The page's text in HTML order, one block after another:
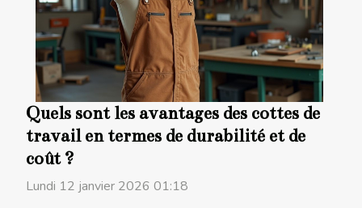
Quels sont les avantages des cottes de
travail en termes de durabilité et de
coût ?
Lundi 12 janvier 2026 01:18